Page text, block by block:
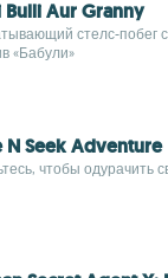
Bulli Aur Granny
стелс-побег
«Бабули»
N Seek Adventure
чтобы одурачить